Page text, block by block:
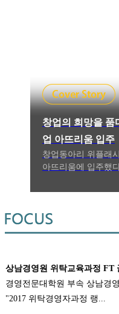
창업의 희망을
업 아뜨리움 입주
창업동아리 위플래
아뜨리움에 입주했
상남경영원 위탁교육과정 FT
경영전문대학원 부속 상남경
"2017 위탁경영자과정 랭...